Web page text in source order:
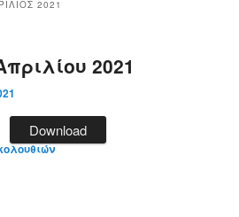
2021
2021
Download